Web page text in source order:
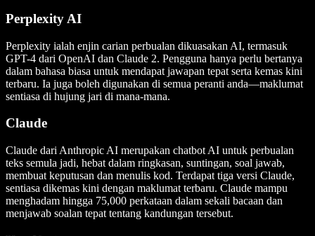
Perplexity AI
Perplexity ialah enjin carian perbualan dikuasakan AI, termasuk
GPT-4 dari OpenAI dan Claude 2. Pengguna hanya perlu bertanya
dalam bahasa biasa untuk mendapat jawapan tepat serta kemas kini
terbaru. Ia juga boleh digunakan di semua peranti anda—maklumat
sentiasa di hujung jari di mana-mana.
Claude
Claude dari Anthropic AI merupakan chatbot AI untuk perbualan
teks semula jadi, hebat dalam ringkasan, suntingan, soal jawab,
membuat keputusan dan menulis kod. Terdapat tiga versi Claude,
sentiasa dikemas kini dengan maklumat terbaru. Claude mampu
menghadam hingga 75,000 perkataan dalam sekali bacaan dan
menjawab soalan tepat tentang kandungan tersebut.